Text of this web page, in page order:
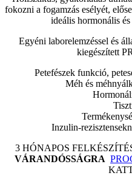
fokozni a fogamzás esélyét,
ideális hormonális
Egyéni laborelemzéssel és
kiegészített
Petefészek funkció,
Méh és
Inzulin-
3 HÓNAPOS
VÁRANDÓSSÁGRA